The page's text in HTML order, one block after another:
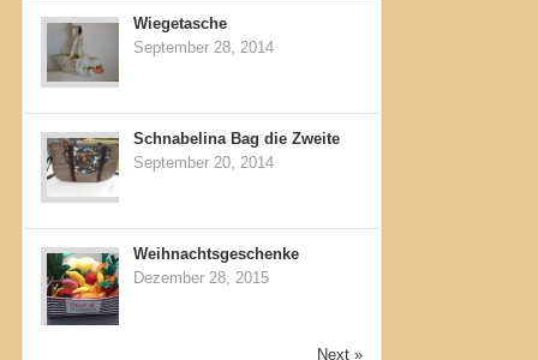
Wiegetasche
September 28, 2014
Schnabelina Bag die Zweite
September 20, 2014
Weihnachtsgeschenke
Dezember 28, 2015
Next »